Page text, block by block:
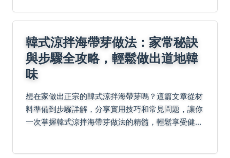
韓式涼拌海帶芽做法：家常秘訣
與步驟全攻略，輕鬆做出道地韓
味
想在家做出正宗的韓式涼拌海帶芽嗎？這篇文章從材
料準備到步驟詳解，分享實用技巧和常見問題，讓你
一次掌握韓式涼拌海帶芽做法的精髓，輕鬆享受健康